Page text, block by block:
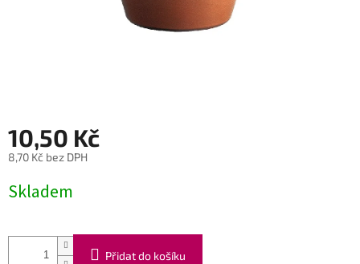
10,50 Kč
8,70 Kč bez DPH
cena:
Skladem
Přidat do košíku